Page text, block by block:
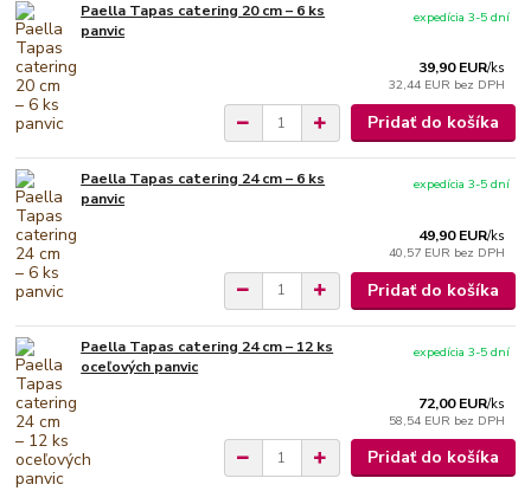
Paella Tapas catering 20 cm – 6 ks
panvic
39,90 EUR/ks
32,44 EUR bez DPH
expedícia 3-5 dní
Pridať do košíka
Paella Tapas catering 24 cm – 6 ks
panvic
49,90 EUR/ks
40,57 EUR bez DPH
expedícia 3-5 dní
Pridať do košíka
Paella Tapas catering 24 cm – 12 ks
oceľových panvic
72,00 EUR/ks
58,54 EUR bez DPH
expedícia 3-5 dní
Pridať do košíka